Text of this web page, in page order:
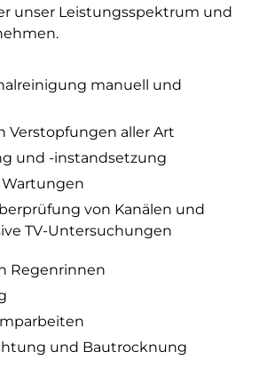
unser Leistungsspektrum und
manuell und
Verstopfungen aller Art
und -instandsetzung
von Kanälen und
TV-Untersuchungen
Regenrinnen
und Bautrocknung